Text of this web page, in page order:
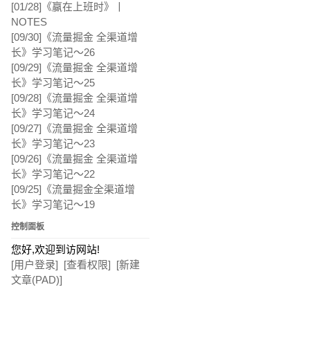
[01/28] 《赢在上班时》丨
NOTES
[09/30] 《流量掘金 全渠道增
长》学习笔记～26
[09/29] 《流量掘金 全渠道增
长》学习笔记～25
[09/28] 《流量掘金 全渠道增
长》学习笔记～24
[09/27] 《流量掘金 全渠道增
长》学习笔记～23
[09/26] 《流量掘金 全渠道增
长》学习笔记～22
[09/25] 《流量掘金全渠道增
长》学习笔记～19
控制面板
您好,欢迎到访网站!
[用户登录] [查看权限] [新建
文章(PAD)]